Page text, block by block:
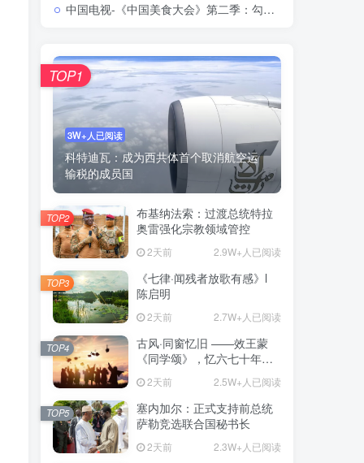
中国电视-《中国美食大会》第二季：勾勒中华美食的形与韵
3W+人已阅读
科特迪瓦：成为西共体首个取消航空运
输税的成员国
TOP1
布基纳法索：过渡总统特拉
奥雷强化宗教领域管控
2天前 2.9W+人已阅读
TOP2
《七律·闻残者放歌有感》l
陈启明
2天前 2.7W+人已阅读
TOP3
古风·同窗忆旧 ——效王蒙
《同学颂》，忆六七十年代
2天前 2.5W+人已阅读
TOP4
塞内加尔：正式支持前总统
萨勒竞选联合国秘书长
2天前 2.3W+人已阅读
TOP5